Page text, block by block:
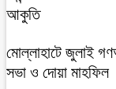
আকুতি
মোল্লাহাটে জুলাই
সভা ও দোয়া মাহফিল